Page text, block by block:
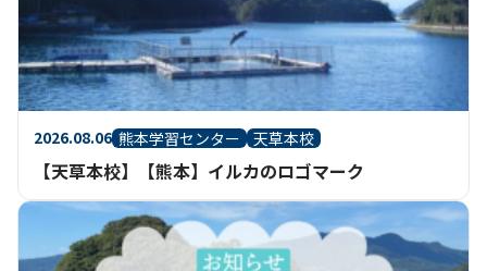
2026.08.06 熊本学習センター 天草本校
【天草本校】【熊本】イルカのロゴマーク